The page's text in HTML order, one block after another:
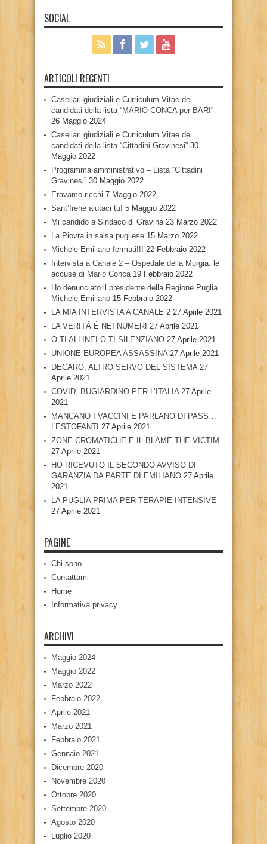
SOCIAL
ARTICOLI RECENTI
Casellari giudiziali e Curriculum Vitae dei
candidati della lista “MARIO CONCA per BARI”
26 Maggio 2024
Casellari giudiziali e Curriculum Vitae dei
candidati della lista “Cittadini Gravinesi” 30
Maggio 2022
Programma amministrativo – Lista “Cittadini
Gravinesi” 30 Maggio 2022
Eravamo ricchi 7 Maggio 2022
Sant’Irene aiutaci tu! 5 Maggio 2022
Mi candido a Sindaco di Gravina 23 Marzo 2022
La Piovra in salsa pugliese 15 Marzo 2022
Michele Emiliano fermati!!! 22 Febbraio 2022
Intervista a Canale 2 – Ospedale della Murgia: le
accuse di Mario Conca 19 Febbraio 2022
Ho denunciato il presidente della Regione Puglia
Michele Emiliano 15 Febbraio 2022
LA MIA INTERVISTA A CANALE 2 27 Aprile 2021
LA VERITÀ È NEI NUMERI 27 Aprile 2021
O TI ALLINEI O TI SILENZIANO 27 Aprile 2021
UNIONE EUROPEA ASSASSINA 27 Aprile 2021
DECARO, ALTRO SERVO DEL SISTEMA 27
Aprile 2021
COVID, BUGIARDINO PER L’ITALIA 27 Aprile
2021
MANCANO I VACCINI E PARLANO DI PASS…
LESTOFANTI 27 Aprile 2021
ZONE CROMATICHE E IL BLAME THE VICTIM
27 Aprile 2021
HO RICEVUTO IL SECONDO AVVISO DI
GARANZIA DA PARTE DI EMILIANO 27 Aprile
2021
LA PUGLIA PRIMA PER TERAPIE INTENSIVE
27 Aprile 2021
PAGINE
Chi sono
Contattami
Home
Informativa privacy
ARCHIVI
Maggio 2024
Maggio 2022
Marzo 2022
Febbraio 2022
Aprile 2021
Marzo 2021
Febbraio 2021
Gennaio 2021
Dicembre 2020
Novembre 2020
Ottobre 2020
Settembre 2020
Agosto 2020
Luglio 2020